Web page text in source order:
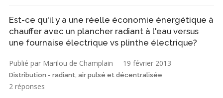
Est-ce qu'il y a une réelle économie énergétique à
chauffer avec un plancher radiant à l'eau versus
une fournaise électrique vs plinthe électrique?
Publié par Marilou de Champlain 19 février 2013
Distribution - radiant, air pulsé et décentralisée
2 réponses